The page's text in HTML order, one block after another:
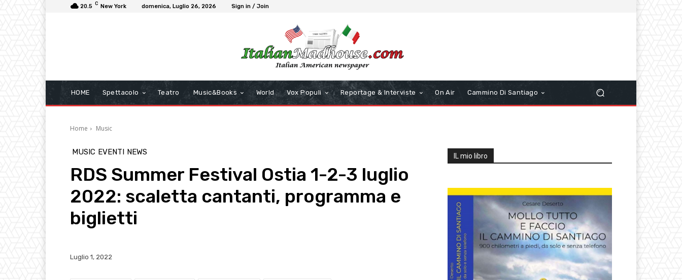
20.5 C New York domenica, Luglio 26, 2026 Sign in / Join
HOME Spettacolo Teatro Music&Books World Vox Populi Reportage & Interviste On Air Cammino Di Santiago
Home Music
MUSIC EVENTI NEWS
RDS Summer Festival Ostia 1-2-3 luglio
2022: scaletta cantanti, programma e
biglietti
Luglio 1, 2022
IL mio libro